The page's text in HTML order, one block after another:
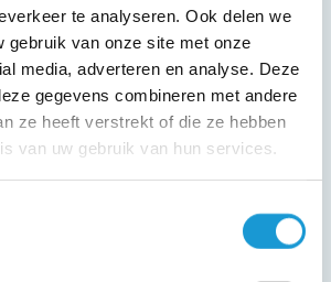
te analyseren. Ook delen we
gebruik van onze site met onze
media, adverteren en analyse. Deze
gegevens combineren met andere
ze heeft verstrekt of die ze hebben
van uw gebruik van hun services.
goede woorden op papier te
zodat de tekst in jaarverslagen,
en andere
het bedrijf een
imago bezorgt. Dat is niet zo.
kan ook wijzigen over tijd.
dat je minimaal iedere 5 jaar
(en visie!) actualiseert en